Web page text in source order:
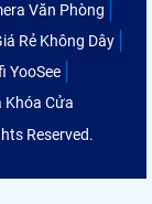
Văn Phòng
Rẻ Không Dây
YooSee
Khóa Cửa
Reserved.